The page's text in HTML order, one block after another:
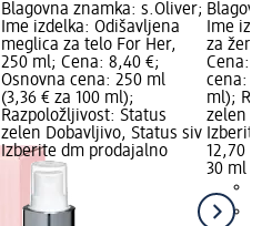
Blagovna znamka: s.Oliver;
Ime izdelka: Odišavljena
meglica za telo For Her,
250 ml; Cena: 8,40 €;
Osnovna cena: 250 ml
(3,36 € za 100 ml);
Razpoložljivost: Status
zelen Dobavljivo, Status siv
Izberite dm prodajalno
Ime
za
Cena:
cena: 30
ml);
zelen
Izberite
12,70 €
30 ml